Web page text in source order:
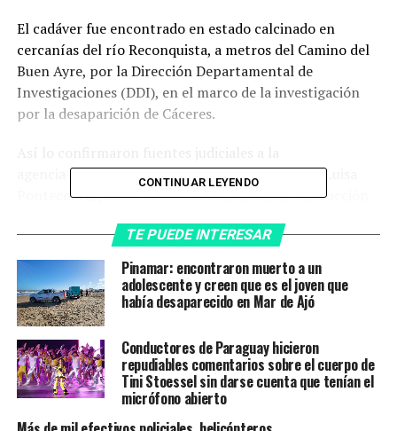
El cadáver fue encontrado en estado calcinado en
cercanías del río Reconquista, a metros del Camino del
Buen Ayre, por la Dirección Departamental de
Investigaciones (DDI), en el marco de la investigación
por la desaparición de Cáceres.
Télamque a su vez reportó que la fiscal Luisa
Pontecorvo, jefa de la Unidad Funcional de Instrucción
para «coordinar el trabajo judicial» con la Policía
Científica .
Ratrillajes
El operativo de búsqueda contó con buzos tácticos,
personal de Bomberos, la División K9 de perros
adiestrados y peritos forenses en lugares linderos a
donde fue vista. A su vez, se realizaron allanamientos a
CONTINUAR LEYENDO
TE PUEDE INTERESAR
Pinamar: encontraron muerto a un
adolescente y creen que es el joven que
había desaparecido en Mar de Ajó
Conductores de Paraguay hicieron
repudiables comentarios sobre el cuerpo de
Tini Stoessel sin darse cuenta que tenían el
micrófono abierto